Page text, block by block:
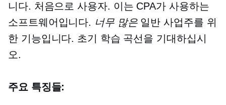
니다. 처음으로 사용자. 이는 CPA가 사용하는
소프트웨어입니다. 너무 많은 일반 사업주를 위
한 기능입니다. 초기 학습 곡선을 기대하십시
오.
주요 특징들: